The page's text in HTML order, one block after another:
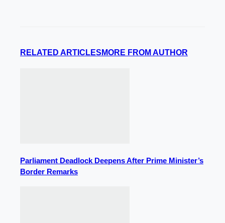
RELATED ARTICLES MORE FROM AUTHOR
Parliament Deadlock Deepens After Prime Minister’s
Border Remarks